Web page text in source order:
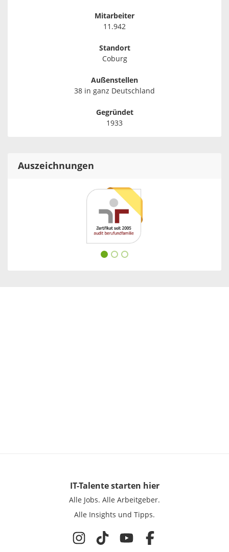
Mitarbeiter
11.942
Standort
Coburg
Außenstellen
38 in ganz Deutschland
Gegründet
1933
Auszeichnungen
IT-Talentestarten hier
Alle Jobs. Alle Arbeitgeber.
Alle Insights und Tipps.